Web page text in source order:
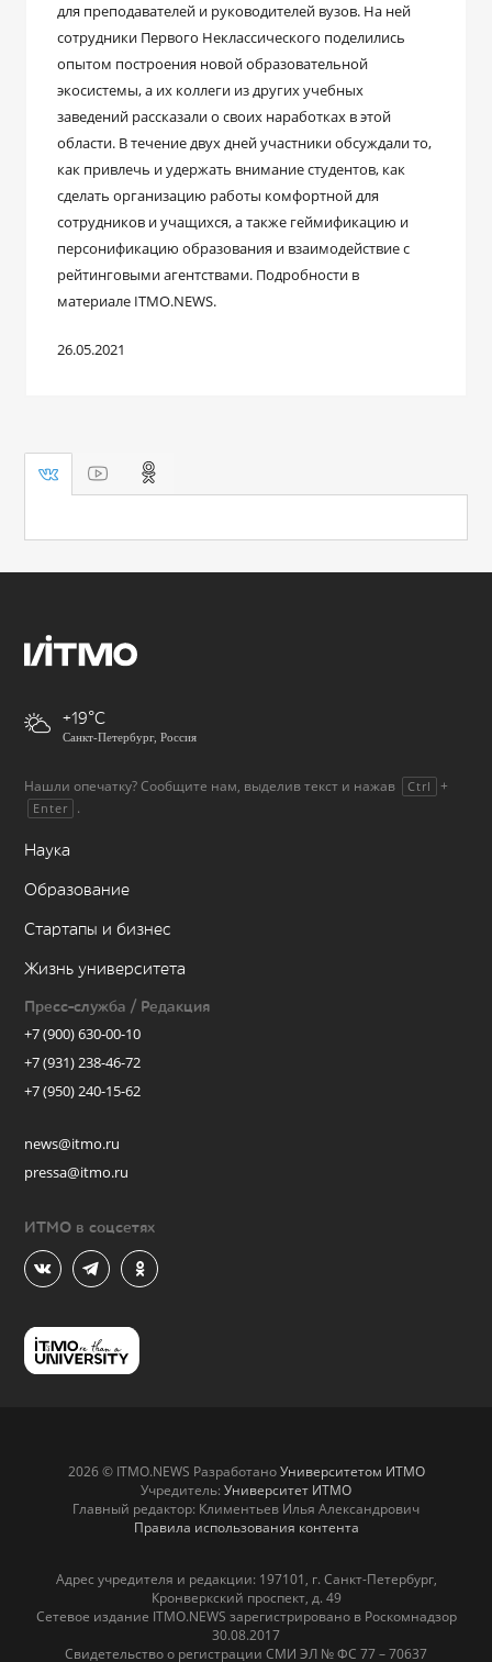
для преподавателей и руководителей вузов. На ней
сотрудники Первого Неклассического поделились
опытом построения новой образовательной
экосистемы, а их коллеги из других учебных
заведений рассказали о своих наработках в этой
области. В течение двух дней участники обсуждали то,
как привлечь и удержать внимание студентов, как
сделать организацию работы комфортной для
сотрудников и учащихся, а также геймификацию и
персонификацию образования и взаимодействие с
рейтинговыми агентствами. Подробности в
материале ITMO.NEWS.
26.05.2021
+19
Санкт-Петербург, Россия
Нашли опечатку? Сообщите нам, выделив текст и нажав Ctrl +
Enter .
Наука
Образование
Стартапы и бизнес
Жизнь университета
Пресс-служба / Редакция
+7 (900) 630-00-10
+7 (931) 238-46-72
+7 (950) 240-15-62
news@itmo.ru
pressa@itmo.ru
ИТМО в соцсетях
2026 © ITMO.NEWS РазработаноУниверситетом ИТМО
Учредитель: Университет ИТМО
Главный редактор: Климентьев Илья Александрович
Правила использования контента
Адрес учредителя и редакции: 197101, г. Санкт-Петербург,
Кронверкский проспект, д. 49
Сетевое издание ITMO.NEWS зарегистрировано в Роскомнадзор
30.08.2017
Свидетельство о регистрации СМИ ЭЛ № ФС 77 – 70637